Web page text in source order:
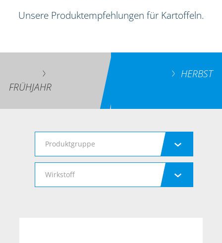
Unsere Produktempfehlungen für Kartoffeln.
FRÜHJAHR
HERBST
Produktgruppe
Wirkstoff